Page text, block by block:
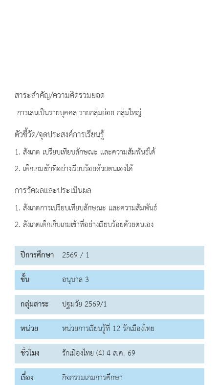
สาระสำคัญ/ความคิดรวมยอด
การเล่นเป็นรายบุคคล รายกลุ่มย่อย กลุ่มใหญ่
ตัวชี้วัด/จุดประสงค์การเรียนรู้
1. สังเกต เปรียบเทียบลักษณะ และความสัมพันธ์ได้
2. เด็กเกมเข้าที่อย่างเรียบร้อยด้วยตนเองได้
การวัดผลและประเมินผล
1. สังเกตการเปรียบเทียบลักษณะ และความสัมพันธ์
2. สังเกตเด็กเก็บเกมเข้าที่อย่างเรียบร้อยด้วยตนเอง
ปีการศึกษา 2569 / 1
ชั้น
อนุบาล 3
กลุ่มสาระ
ปฐมวัย 2569/1
หน่วย
หน่วยการเรียนรู้ที่ 12 รักเมืองไทย
ชั่วโมง
รักเมืองไทย (4) 4 ส.ค. 69
เรื่อง
กิจกรรมเกมการศึกษา